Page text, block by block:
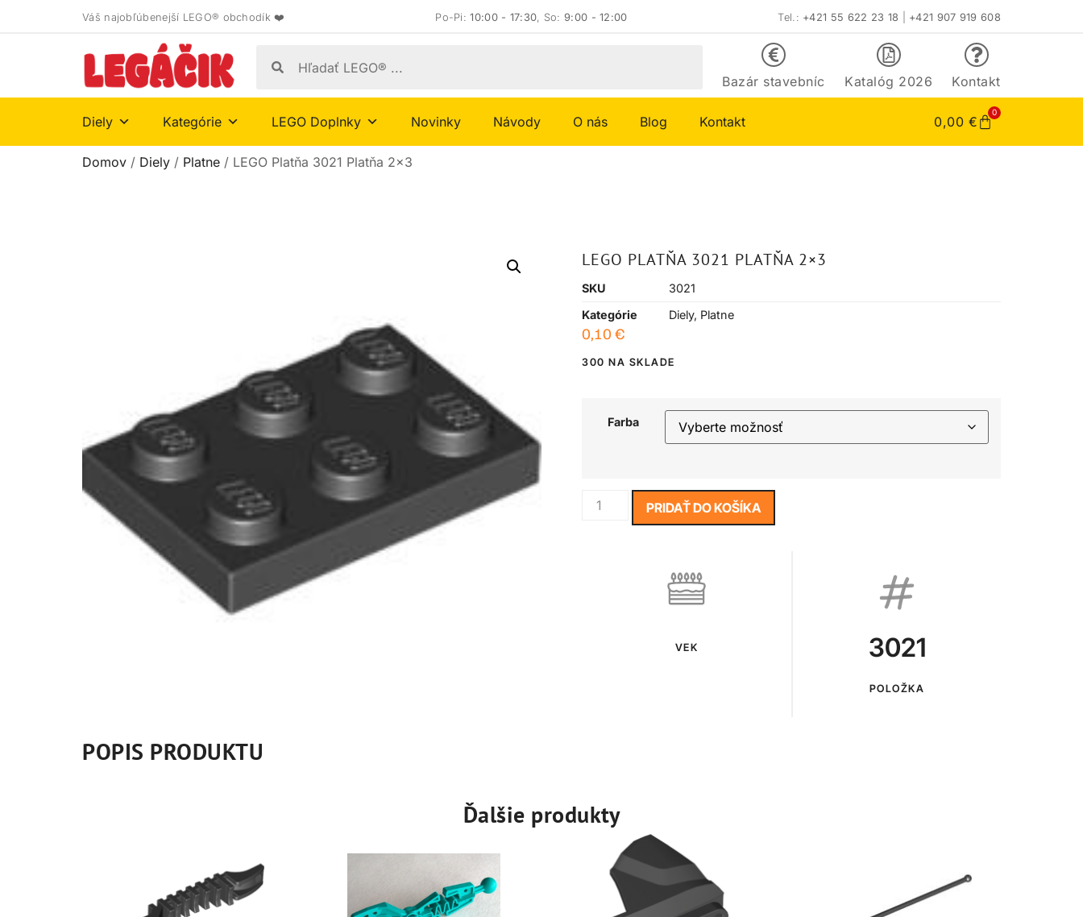
Váš najobľúbenejší LEGO® obchodík ❤️ Po-Pi:10:00 - 17:30, So:9:00 - 12:00 Tel.: +421 55 622 23 18 +421 907 919 608
Bazár stavebníc Katalóg 2026 Kontakt
Diely Kategórie LEGO Doplnky Novinky Návody O nás Blog Kontakt 0,00 €
0
Domov / Diely / Platne / LEGO Platňa 3021 Platňa 2×3
LEGO PLATŇA 3021 PLATŇA 2×3
SKU
3021
Kategórie
Diely, Platne
0,10 €
300 NA SKLADE
Farba
PRIDAŤ DO KOŠÍKA
VEK 3021
POLOŽKA
POPIS PRODUKTU
Ďalšie produkty